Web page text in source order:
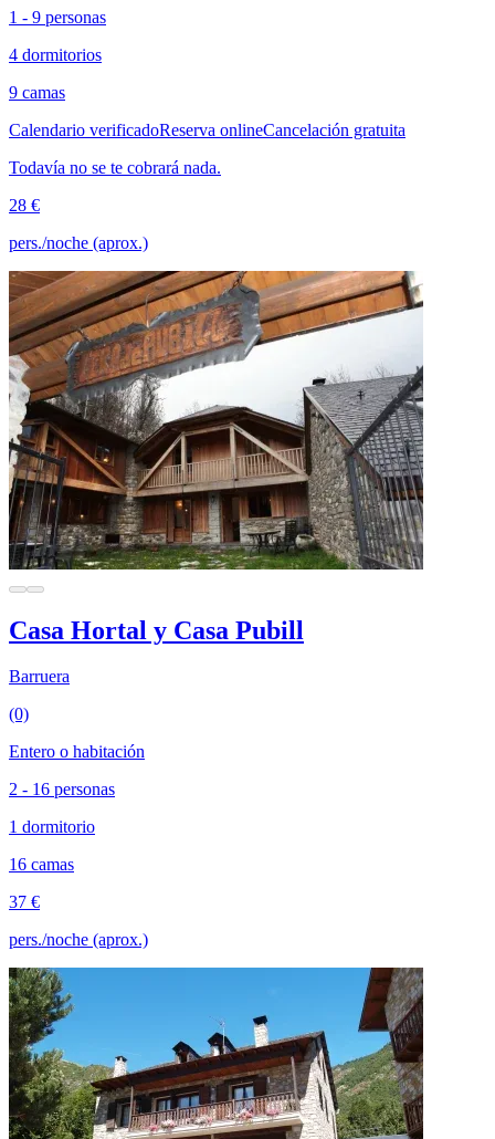
1 - 9 personas
4 dormitorios
9 camas
Calendario verificadoReserva onlineCancelación gratuita
Todavía no se te cobrará nada.
28 €
pers./noche (aprox.)
Casa Hortal y Casa Pubill
Barruera
(0)
Entero o habitación
2 - 16 personas
1 dormitorio
16 camas
37 €
pers./noche (aprox.)